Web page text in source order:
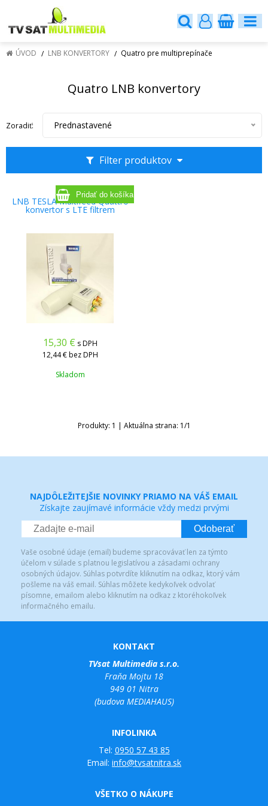
ÚVOD LNB KONVERTORY Quatro pre multiprepínače
Quatro LNB konvertory
Filter produktov
Zoradiť: Prednastavené
LNB TESLA Multifeed Quattro
konvertor s LTE filtrem
15,30 € s DPH
12,44 € bez DPH
Skladom
Produkty: 1 | Aktuálna strana: 1/1
NAJDÔLEŽITEJŠIE NOVINKY PRIAMO NA VÁŠ EMAIL
Získajte zaujímavé informácie vždy medzi prvými
Odoberať
Vaše osobné údaje (email) budeme spracovávať len za týmto
účelom v súlade s platnou legislatívou a zásadami ochrany
osobných údajov. Súhlas potvrdíte kliknutím na odkaz, ktorý vám
pošleme na váš email. Súhlas môžete kedykoľvek odvolať
písomne, emailom alebo kliknutím na odkaz z ktoréhokoľvek
informačného emailu.
KONTAKT
TVsat Multimedia s.r.o.
Fraňa Mojtu 18
949 01 Nitra
(budova MEDIAHAUS)
INFOLINKA
Tel: 0950 57 43 85
Email: info@tvsatnitra.sk
VŠETKO O NÁKUPE